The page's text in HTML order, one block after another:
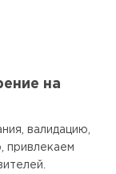
на
валидацию,
привлекаем